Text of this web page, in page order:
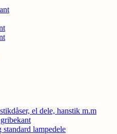
el dele, hanstik m.m
lampedele